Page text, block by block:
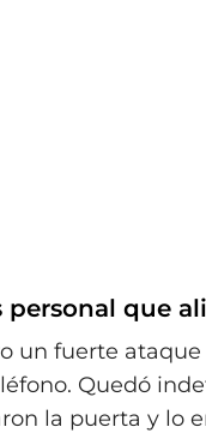
personal que
un fuerte
Quedó
la puerta y lo